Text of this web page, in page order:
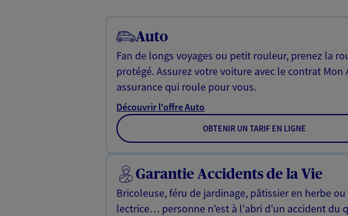
Auto
Fan de longs voyages ou petit rouleur, prenez la
protégé. Assurez votre voiture avec le contrat Mon
assurance qui roule pour vous.
Découvrir l'offre Auto
OBTENIR UN TARIF EN LIGNE
Garantie Accidents de la Vie
Bricoleuse, féru de jardinage, pâtissier en herbe
lectrice… personne n'est à l'abri d'un accident du